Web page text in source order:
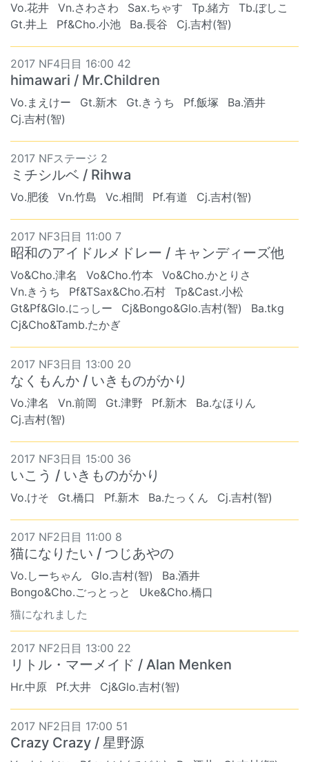
Vo.花井 Vn.さわさわ Sax.ちゃす Tp.緒方
Tb.ぼしこ
Gt.井上
Pf&Cho.小池 Ba.長谷 Cj.吉村(智)
2017 NF4日目 16:00 42
himawari / Mr.Children
Vo.まえけー Gt.新木 Gt.きうち Pf.飯塚
Ba.酒井
Cj.吉村(智)
2017 NFステージ 2
ミチシルベ / Rihwa
Vo.肥後 Vn.竹島 Vc.相間 Pf.有道 Cj.吉村(智)
2017 NF3日目 11:00 7
昭和のアイドルメドレー / キャンディーズ他
Vo&Cho.津名 Vo&Cho.竹本
Vo&Cho.かとりさ
Vn.きうち
Pf&TSax&Cho.石村
Tp&Cast.小松
Gt&Pf&Glo.にっしー
Cj&Bongo&Glo.吉村(智)
Ba.tkg
Cj&Cho&Tamb.たかぎ
2017 NF3日目 13:00 20
なくもんか / いきものがかり
Vo.津名 Vn.前岡 Gt.津野 Pf.新木
Ba.なほりん
Cj.吉村(智)
2017 NF3日目 15:00 36
いこう / いきものがかり
Vo.けそ Gt.橋口 Pf.新木 Ba.たっくん Cj.吉村(智)
2017 NF2日目 11:00 8
猫になりたい / つじあやの
Vo.しーちゃん Glo.吉村(智)
Ba.酒井
Bongo&Cho.ごっとっと
Uke&Cho.橋口
猫になれました
2017 NF2日目 13:00 22
リトル・マーメイド / Alan Menken
Hr.中原 Pf.大井 Cj&Glo.吉村(智)
2017 NF2日目 17:00 51
Crazy Crazy / 星野源